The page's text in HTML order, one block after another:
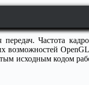
Частота
исходным кодом